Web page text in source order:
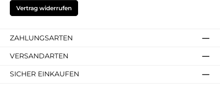
Vertrag widerrufen
ZAHLUNGSARTEN
VERSANDARTEN
SICHER EINKAUFEN